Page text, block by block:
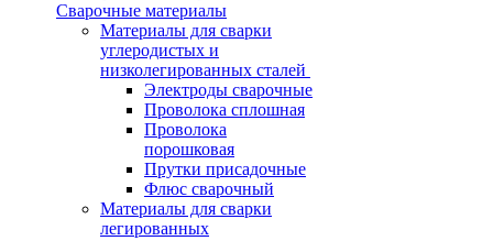
Сварочные материалы
Материалы для сварки
углеродистых и
низколегированных сталей
Электроды сварочные
Проволока сплошная
Проволока
порошковая
Прутки присадочные
Флюс сварочный
Материалы для сварки
легированных